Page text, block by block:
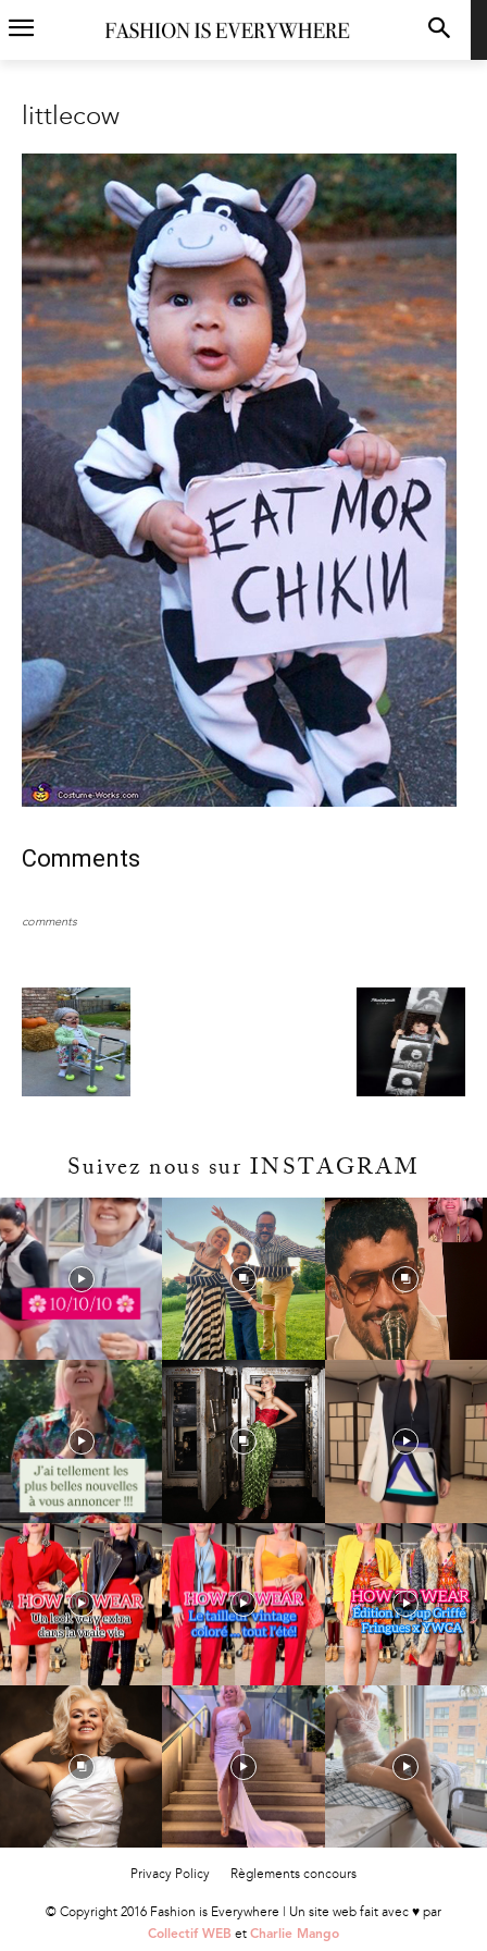
littlecow
Comments
comments
Suivez nous sur INSTAGRAM
Privacy Policy Règlements concours
© Copyright 2016 Fashion is Everywhere | Un site web fait avec ♥ par
Collectif WEB et Charlie Mango